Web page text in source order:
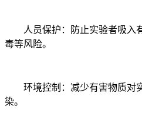
人员保护：防止实验者吸入
毒等风险。
环境控制：减少有害物质对
染。